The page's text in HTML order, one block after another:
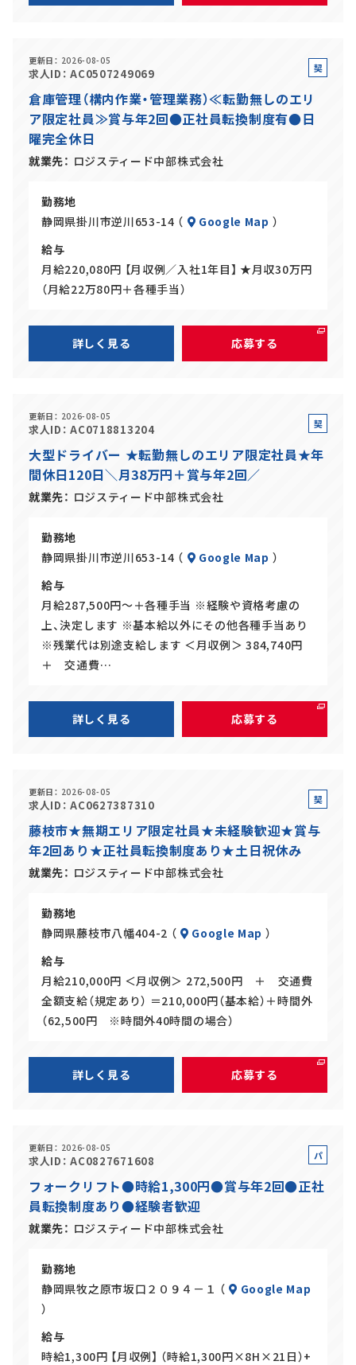
更新日 2026-08-05
求人ID AC0507249069
契
倉庫管理（構内作業・管理業務）≪転勤無しのエリ
ア限定社員≫賞与年2回●正社員転換制度有●日
曜完全休日
就業先 ロジスティード中部株式会社
勤務地
静岡県掛川市逆川653-14 （
Google Map ）
給与
月給220,080円 【月収例／入社1年目】 ★月収30万円
（月給22万80円＋各種手当）
詳しく見る 応募する
更新日 2026-08-05
求人ID AC0718813204
契
社
大型ドライバー ★転勤無しのエリア限定社員★年
間休日120日＼月38万円＋賞与年2回／
就業先 ロジスティード中部株式会社
勤務地
静岡県掛川市逆川653-14 （
Google Map ）
給与
月給287,500円～＋各種手当 ※経験や資格考慮の
上、決定します ※基本給以外にその他各種手当あり
※残業代は別途支給します ＜月収例＞ 384,740円
＋ 交通費…
詳しく見る 応募する
更新日 2026-08-05
求人ID AC0627387310
契
社
藤枝市★無期エリア限定社員★未経験歓迎★賞与
年2回あり★正社員転換制度あり★土日祝休み
就業先 ロジスティード中部株式会社
勤務地
静岡県藤枝市八幡404-2 （
Google Map ）
給与
月給210,000円 ＜月収例＞ 272,500円 ＋ 交通費
全額支給（規定あり） ＝210,000円（基本給）＋時間外
（62,500円 ※時間外40時間の場合）
詳しく見る 応募する
更新日 2026-08-05
求人ID AC0827671608
パ
ト
フォークリフト●時給1,300円●賞与年2回●正社
員転換制度あり●経験者歓迎
就業先 ロジスティード中部株式会社
勤務地
静岡県牧之原市坂口２０９４－１ （
Google Map
）
給与
時給1,300円 【月収例】 （時給1,300円×8H×21日）+